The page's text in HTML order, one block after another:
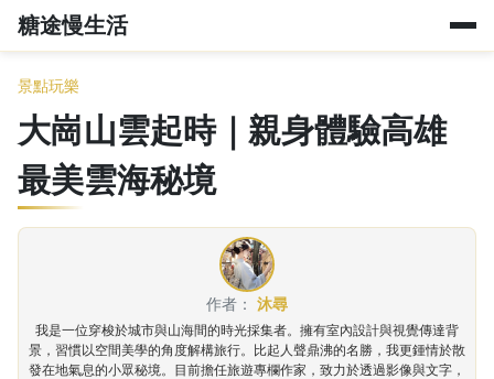
糖途慢生活
景點玩樂
大崗山雲起時｜親身體驗高雄
最美雲海秘境
作者： 沐尋
我是一位穿梭於城市與山海間的時光採集者。擁有室內設計與視覺傳達背
景，習慣以空間美學的角度解構旅行。比起人聲鼎沸的名勝，我更鍾情於散
發在地氣息的小眾秘境。目前擔任旅遊專欄作家，致力於透過影像與文字，